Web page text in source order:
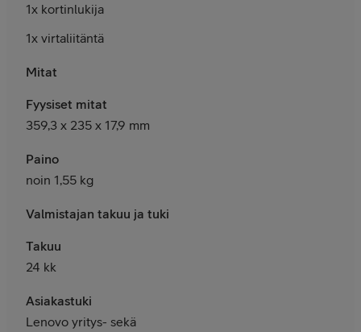
1x kortinlukija
1x virtaliitäntä
Mitat
Fyysiset mitat
359,3 x 235 x 17,9 mm
Paino
noin 1,55 kg
Valmistajan takuu ja tuki
Takuu
24 kk
Asiakastuki
Lenovo yritys- sekä